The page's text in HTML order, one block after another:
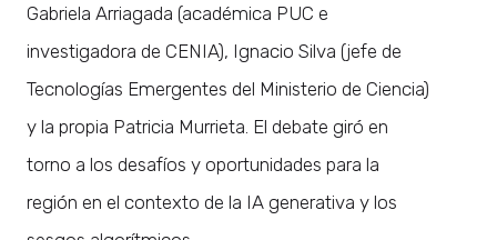
Gabriela Arriagada (académica PUC e
investigadora de CENIA), Ignacio Silva (jefe de
Tecnologías Emergentes del Ministerio de Ciencia)
y la propia Patricia Murrieta. El debate giró en
torno a los desafíos y oportunidades para la
región en el contexto de la IA generativa y los